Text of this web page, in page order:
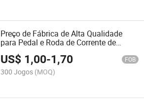
Preço de Fábrica de Alta Qualidade
para Pedal e Roda de Corrente de
Bicicleta (9505)
US$ 1,00-1,70 FOB
300 Jogos (MOQ)